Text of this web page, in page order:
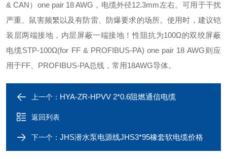
& CAN）one pair 18 AWG，电缆外径12.3mm左右。可用于干扰
严重、鼠害频繁以及有防雷、防爆要求的场所。使用时，建议铠
装层两端接地，内层屏蔽一端接地！性阻抗为100Ω的双绞屏蔽
电缆STP-100Ω(for FF & PROFIBUS-PA) one pair 18 AWG则应
用于FF、PROFIBUS-PA总线，常用18AWG导体。
上一个： HYA-ZR-HPVV 2*0.6阻燃通信电缆
返回列表
下一个： JHS潜水泵电源线JHS3*95橡套软电缆价格